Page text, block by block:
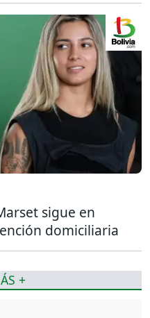
sigue en
domiciliaria
+